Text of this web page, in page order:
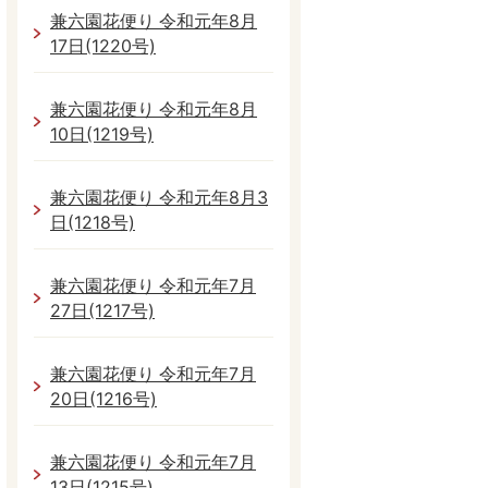
兼六園花便り 令和元年8月
17日(1220号)
兼六園花便り 令和元年8月
10日(1219号)
兼六園花便り 令和元年8月3
日(1218号)
兼六園花便り 令和元年7月
27日(1217号)
兼六園花便り 令和元年7月
20日(1216号)
兼六園花便り 令和元年7月